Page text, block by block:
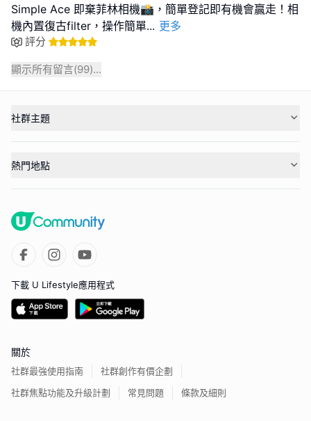
Simple Ace 即棄菲林相機📸，簡單登記即有機會贏走！相
機內置復古filter，操作簡單... 更多
評分
顯示所有留言(99)...
社群主題
熱門地點
下載 U Lifestyle應用程式
關於
社群最強使用指南
社群創作有價企劃
社群焦點功能及升級計劃
常見問題 條款及細則